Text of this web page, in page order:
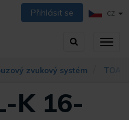
Přihlásit se CZ
Vyhledávání
zvukový systém TOA
K 16-